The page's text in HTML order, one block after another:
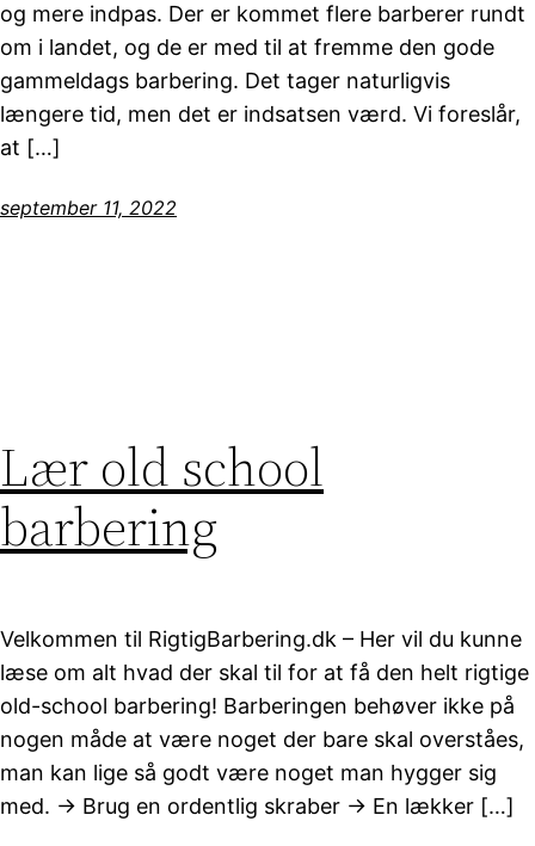
og mere indpas. Der er kommet flere barberer rundt
om i landet, og de er med til at fremme den gode
gammeldags barbering. Det tager naturligvis
længere tid, men det er indsatsen værd. Vi foreslår,
at […]
september 11, 2022
Lær old school
barbering
Velkommen til RigtigBarbering.dk – Her vil du kunne
læse om alt hvad der skal til for at få den helt rigtige
old-school barbering! Barberingen behøver ikke på
nogen måde at være noget der bare skal overståes,
man kan lige så godt være noget man hygger sig
med. -> Brug en ordentlig skraber -> En lækker […]